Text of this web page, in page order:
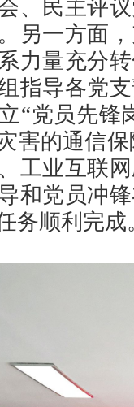
、民主评
另一方面
力量充分
指导各党
“党员先锋
害的通信
工业互联
和党员冲
务顺利完成